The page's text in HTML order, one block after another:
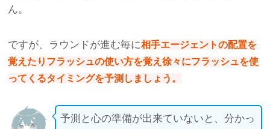
ん。
ですが、ラウンドが進む毎に相手エージェントの配置を
覚えたりフラッシュの使い方を覚え徐々にフラッシュを使
ってくるタイミングを予測しましょう。
予測と心の準備が出来ていないと、分かっ